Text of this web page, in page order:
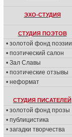
ЭХО-СТУДИЯ
СТУДИЯ ПОЭТОВ
• золотой фонд поэзии
• поэтический салон
• Зал Славы
• поэтические отзывы
• неформат
СТУДИЯ ПИСАТЕЛЕЙ
• золотой фонд прозы
• публицистика
• загадки творчества